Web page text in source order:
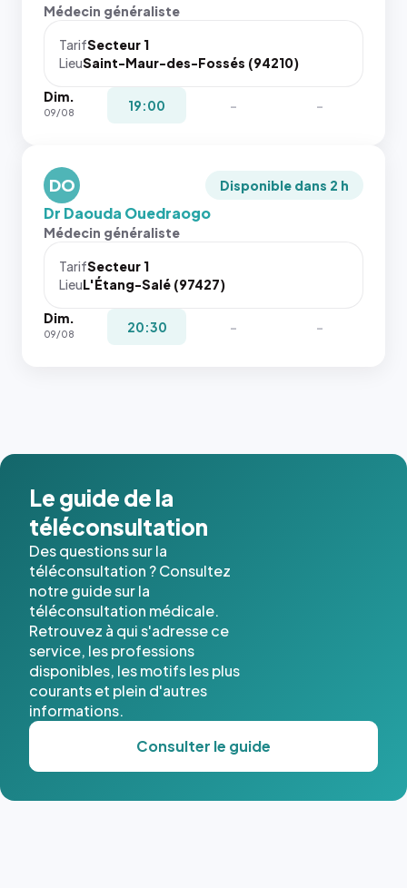
dans ce
cas. #}
navigateur
pas la
place, et
les trois
dernières
images de
l'annuaire
dans ce
cas. #}
Médecin généraliste
TarifSecteur 1
LieuSaint-Maur-des-Fossés (94210)
Dim.
09/08 19:00 - -
DO Disponible dans 2 h
Dr Daouda Ouedraogo
Médecin généraliste
TarifSecteur 1
LieuL'Étang-Salé (97427)
Dim.
09/08 20:30 - -
Le guide de la
téléconsultation
Des questions sur la
téléconsultation ? Consultez
notre guide sur la
téléconsultation médicale.
Retrouvez à qui s'adresse ce
service, les professions
disponibles, les motifs les plus
courants et plein d'autres
informations.
Consulter le guide